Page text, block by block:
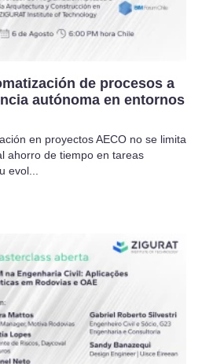
de procesos a
autónoma en entornos
en proyectos AECO no se limita
ahorro de tiempo en tareas
evol...